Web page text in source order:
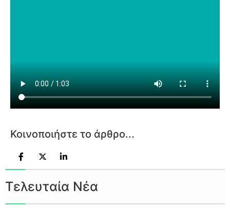
Κοινοποιήστε το άρθρο...
Τελευταία Νέα